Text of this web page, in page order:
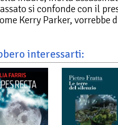
si confonde con il
Kerry Parker, vorrebbe
interessarti: